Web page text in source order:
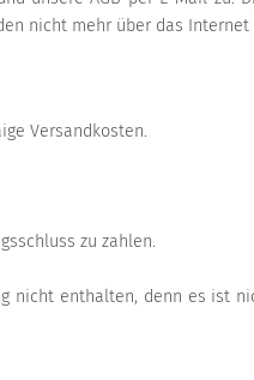
nicht mehr über das Internet
Versandkosten.
zu zahlen.
nicht enthalten, denn es ist